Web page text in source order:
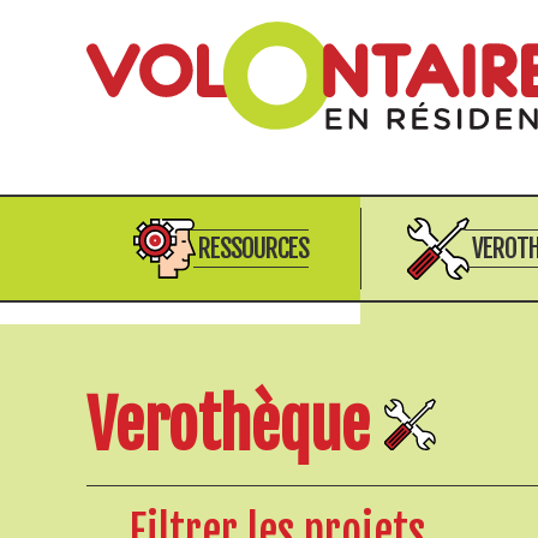
RESSOURCES
Verothèque